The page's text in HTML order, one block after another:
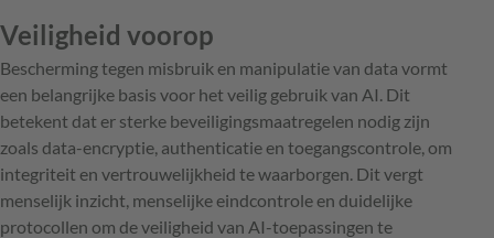
Veiligheid voorop
Bescherming tegen misbruik en manipulatie van data vormt
een belangrijke basis voor het veilig gebruik van AI. Dit
betekent dat er sterke beveiligingsmaatregelen nodig zijn
zoals data-encryptie, authenticatie en toegangscontrole, om
integriteit en vertrouwelijkheid te waarborgen. Dit vergt
menselijk inzicht, menselijke eindcontrole en duidelijke
protocollen om de veiligheid van AI-toepassingen te